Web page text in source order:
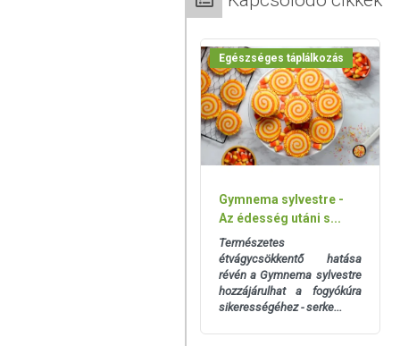
A Fogyasztó Teakeverék100% natúr
szennyeződéseket, illetve nincsenek
nem okoz kellemetlen
Egészséges táplálkozás
Gymnema sylvestre -
Az édesség utáni s...
Természetes
étvágycsökkentő hatása
révén a Gymnema sylvestre
hozzájárulhat a fogyókúra
sikerességéhez - serke...